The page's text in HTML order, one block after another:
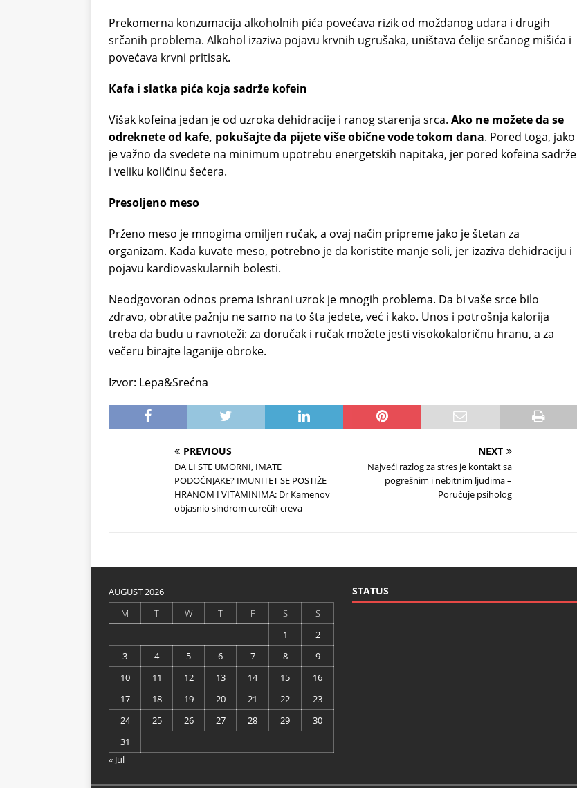
Prekomerna konzumacija alkoholnih pića povećava rizik od moždanog udara i drugih
srčanih problema. Alkohol izaziva pojavu krvnih ugrušaka, uništava ćelije srčanog mišića i
povećava krvni pritisak.
Кafa i slatka pića koja sadrže kofein
Višak kofeina jedan je od uzroka dehidracije i ranog starenja srca. Ako ne možete da se
odreknete od kafe, pokušajte da pijete više obične vode tokom dana. Pored toga, jako
je važno da svedete na minimum upotrebu energetskih napitaka, jer pored kofeina sadrže
i veliku količinu šećera.
Presoljeno meso
Prženo meso je mnogima omiljen ručak, a ovaj način pripreme jako je štetan za
organizam. Кada kuvate meso, potrebno je da koristite manje soli, jer izaziva dehidraciju i
pojavu kardiovaskularnih bolesti.
Neodgovoran odnos prema ishrani uzrok je mnogih problema. Da bi vaše srce bilo
zdravo, obratite pažnju ne samo na to šta jedete, već i kako. Unos i potrošnja kalorija
treba da budu u ravnoteži: za doručak i ručak možete jesti visokokaloričnu hranu, a za
večeru birajte laganije obroke.
Izvor: Lepa&Srećna
PREVIOUS
DA LI STE UMORNI, IMATE
PODOČNJAKE? IMUNITET SE POSTIŽE
HRANOM I VITAMINIMA: Dr Kamenov
objasnio sindrom curećih creva
NEXT
Najveći razlog za stres je kontakt sa
pogrešnim i nebitnim ljudima –
Poručuje psiholog
AUGUST 2026
M
T W T F S
S
1
2
3
4 5 6 7 8
9
10
11 12 13 14 15
16
17
18 19 20 21 22
23
24
25 26 27 28 29
30
31
« Jul
STATUS